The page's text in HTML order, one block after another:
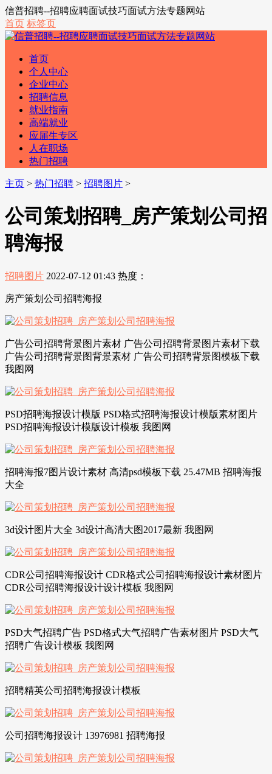
信普招聘--招聘应聘面试技巧面试方法专题网站
首页 标签页
首页
个人中心
企业中心
招聘信息
就业指南
高端就业
应届生专区
人在职场
热门招聘
主页 > 热门招聘 > 招聘图片 >
公司策划招聘_房产策划公司招
聘海报
招聘图片 2022-07-12 01:43 热度：
房产策划公司招聘海报
广告公司招聘背景图片素材 广告公司招聘背景图片素材下载
广告公司招聘背景图背景素材 广告公司招聘背景图模板下载
我图网
PSD招聘海报设计模版 PSD格式招聘海报设计模版素材图片
PSD招聘海报设计模版设计模板 我图网
招聘海报7图片设计素材 高清psd模板下载 25.47MB 招聘海报
大全
3d设计图片大全 3d设计高清大图2017最新 我图网
CDR公司招聘海报设计 CDR格式公司招聘海报设计素材图片
CDR公司招聘海报设计设计模板 我图网
PSD大气招聘广告 PSD格式大气招聘广告素材图片 PSD大气
招聘广告设计模板 我图网
招聘精英公司招聘海报设计模板
公司招聘海报设计 13976981 招聘海报